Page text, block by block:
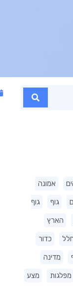
אמונה
גוף גוף
הארץ
כדור
מדינה
מפלגות מצע